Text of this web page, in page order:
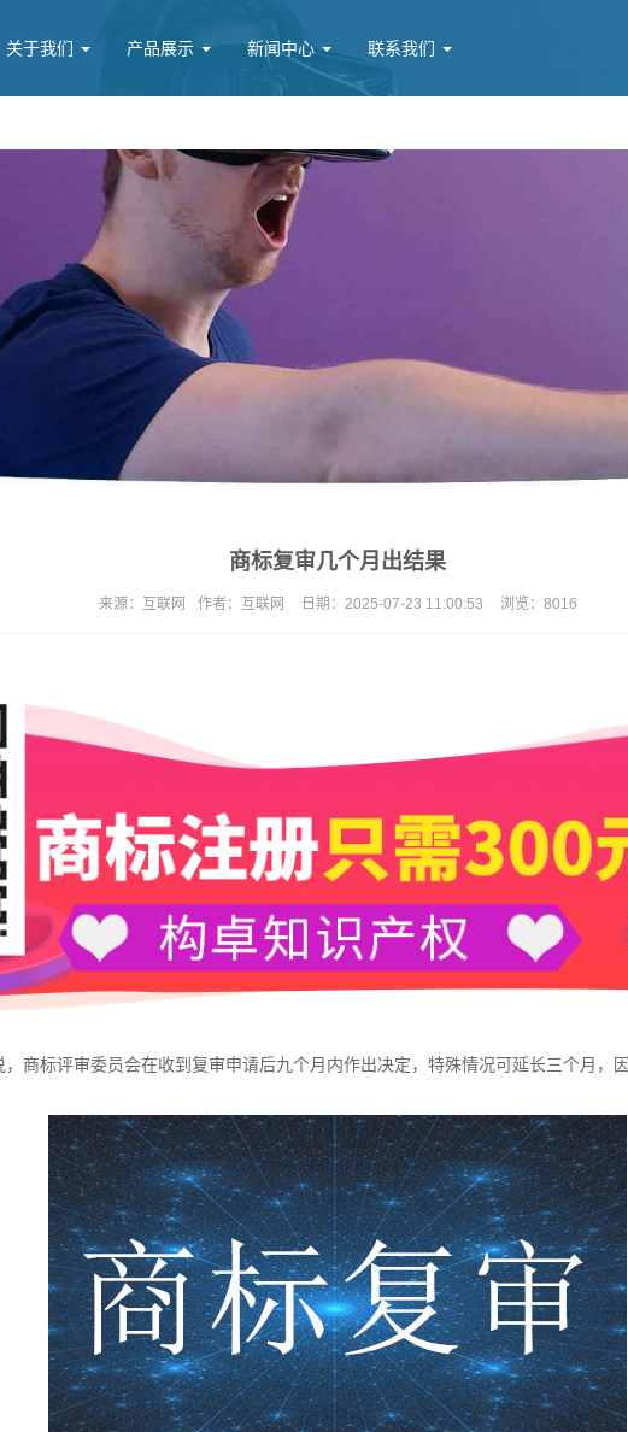
关于我们 产品展示 新闻中心 联系我们
商标复审几个月出结果
来源： 互联网 作者： 互联网 日期： 2025-07-23 11:00:53 浏览： 8016
标评审委员会在收到复审申请后九个月内作出决定，特殊情况可延长三个月，